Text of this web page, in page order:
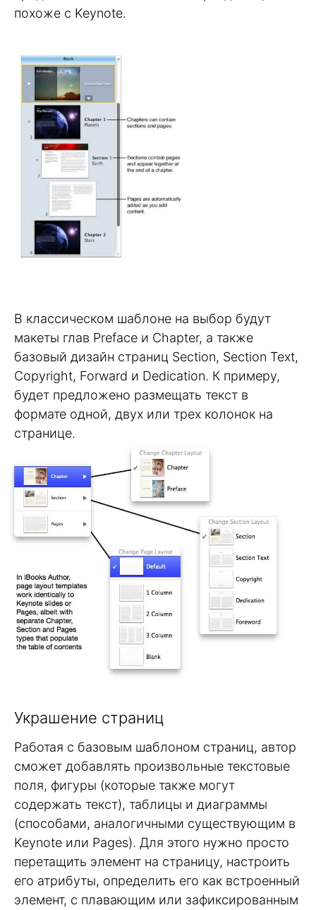
похоже с Keynote.
В классическом шаблоне на выбор будут
макеты глав Preface и Chapter, а также
базовый дизайн страниц Section, Section Text,
Copyright, Forward и Dedication. К примеру,
будет предложено размещать текст в
формате одной, двух или трех колонок на
странице.
Украшение страниц
Работая с базовым шаблоном страниц, автор
сможет добавлять произвольные текстовые
поля, фигуры (которые также могут
содержать текст), таблицы и диаграммы
(способами, аналогичными существующим в
Keynote или Pages). Для этого нужно просто
перетащить элемент на страницу, настроить
его атрибуты, определить его как встроенный
элемент, с плавающим или зафиксированным